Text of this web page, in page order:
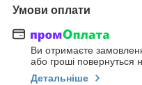
Умови оплати
Ви отримаєте
або гроші повернуться
Детальніше